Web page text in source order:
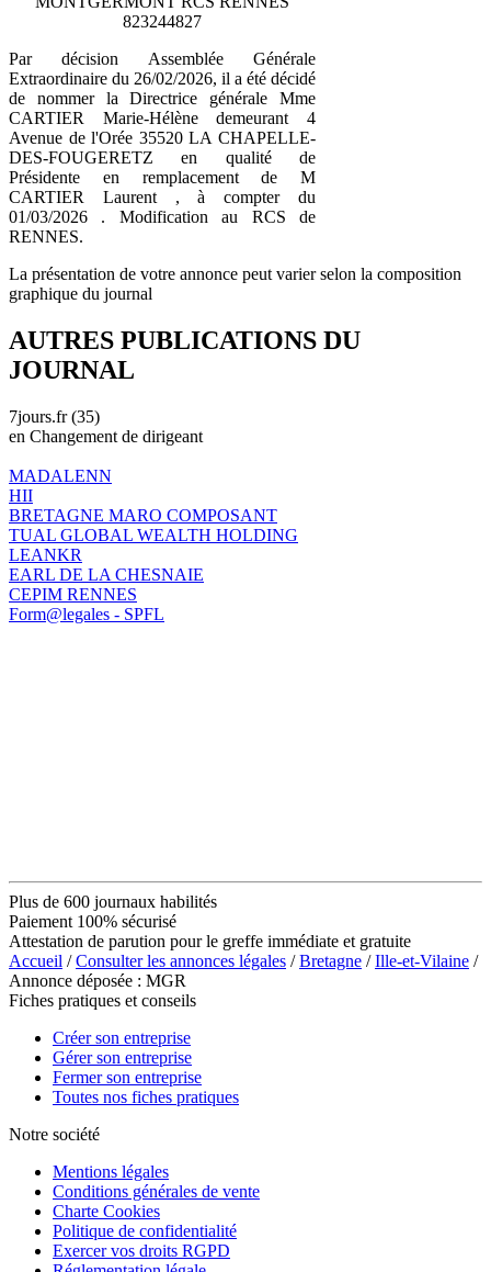
823244827
Par décision Assemblée Générale
Extraordinaire du 26/02/2026, il a été décidé
de nommer la Directrice générale Mme
CARTIER Marie-Hélène demeurant 4
Avenue de l'Orée 35520 LA CHAPELLE-
DES-FOUGERETZ en qualité de
Présidente en remplacement de M
CARTIER Laurent , à compter du
01/03/2026 . Modification au RCS de
RENNES.
La présentation de votre annonce peut varier selon la composition
graphique du journal
AUTRES PUBLICATIONS DU
JOURNAL
7jours.fr (35)
en Changement de dirigeant
MADALENN
HII
BRETAGNE MARO COMPOSANT
TUAL GLOBAL WEALTH HOLDING
LEANKR
EARL DE LA CHESNAIE
CEPIM RENNES
Form@legales - SPFL
Plus de 600 journaux habilités
Paiement 100% sécurisé
Attestation de parution pour le greffe immédiate et gratuite
Accueil /Consulter les annonces légales /Bretagne /Ille-et-Vilaine /
Annonce déposée : MGR
Fiches pratiques et conseils
Créer son entreprise
Gérer son entreprise
Fermer son entreprise
Toutes nos fiches pratiques
Notre société
Mentions légales
Conditions générales de vente
Charte Cookies
Politique de confidentialité
Exercer vos droits RGPD